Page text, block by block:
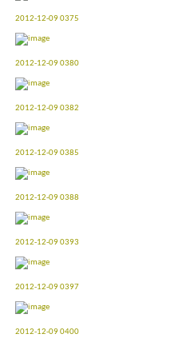
2012-12-09 0375
2012-12-09 0380
2012-12-09 0382
2012-12-09 0385
2012-12-09 0388
2012-12-09 0393
2012-12-09 0397
2012-12-09 0400